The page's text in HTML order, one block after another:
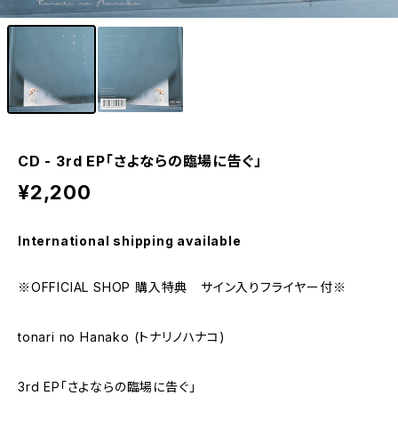
CD - 3rd EP「さよならの臨場に告ぐ」
¥2,200
International shipping available
※OFFICIAL SHOP 購入特典 サイン入りフライヤー付※
tonari no Hanako (トナリノハナコ)
3rd EP「さよならの臨場に告ぐ」